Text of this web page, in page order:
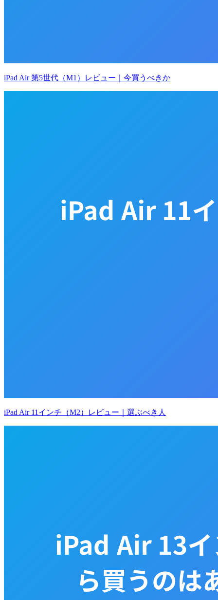
iPad Air 第5世代（M1）レビュー｜今買うべきか
iPad Air 11インチ（M2）レビュー｜選ぶべき人